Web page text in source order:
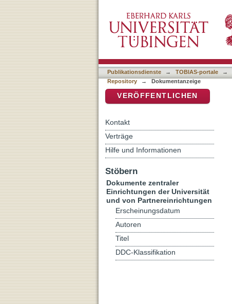
Publikationsdienste → TOBIAS-portale →
Repository
→ Dokumentanzeige
VERÖFFENTLICHEN
Kontakt
Verträge
Hilfe und Informationen
Stöbern
Dokumente zentraler
Einrichtungen der Universität
und von Partnereinrichtungen
Erscheinungsdatum
Autoren
Titel
DDC-Klassifikation